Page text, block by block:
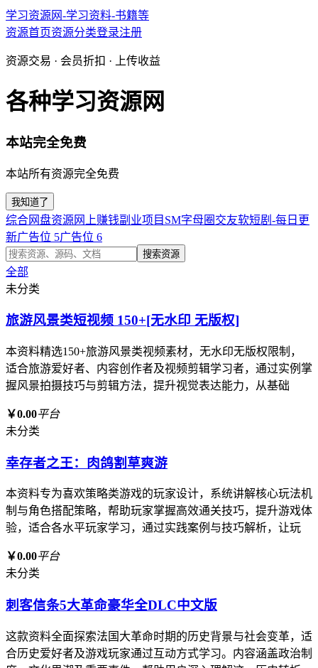
学习资源网-学习资料-书籍等
资源首页资源分类登录注册
资源交易 · 会员折扣 · 上传收益
各种学习资源网
本站完全免费
本站所有资源完全免费
我知道了
综合网盘资源 网上赚钱副业项目 SM字母圈交友软短剧-每日更
新广告位 5广告位 6
搜索资源
全部
未分类
旅游风景类短视频 150+[无水印 无版权]
本资料精选150+旅游风景类视频素材，无水印无版权限制，
适合旅游爱好者、内容创作者及视频剪辑学习者，通过实例掌
握风景拍摄技巧与剪辑方法，提升视觉表达能力，从基础
￥0.00平台
未分类
幸存者之王：肉鸽割草爽游
本资料专为喜欢策略类游戏的玩家设计，系统讲解核心玩法机
制与角色搭配策略，帮助玩家掌握高效通关技巧，提升游戏体
验，适合各水平玩家学习，通过实践案例与技巧解析，让玩
￥0.00平台
未分类
刺客信条5大革命豪华全DLC中文版
这款资料全面探索法国大革命时期的历史背景与社会变革，适
合历史爱好者及游戏玩家通过互动方式学习。内容涵盖政治制